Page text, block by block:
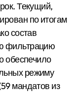
Текущий,
по итогам
состав
фильтрацию
обеспечило
режиму
мандатов из